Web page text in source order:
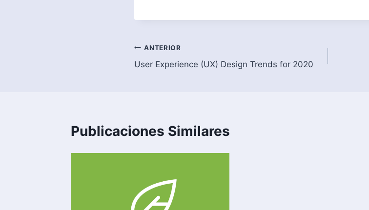
Navegación
de
ANTERIOR
User Experience (UX) Design Trends for 2020
Publicaciones Similares